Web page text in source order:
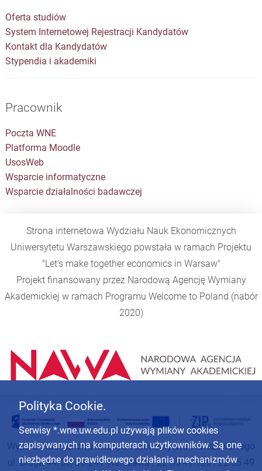
Oferta studiów
System Internetowej Rejestracji Kandydatów
Kontakt dla Kandydatów
Stypendia i akademiki
Pracownik
Poczta WNE
Platforma Moodle
UsosWeb
Wsparcie informatyczne
Wsparcie działalności badawczej
Strona internetowa Wydziału Nauk Ekonomicznych
Uniwersytetu Warszawskiego powstała w ramach Projektu
"Let's make together economics in Warsaw"
Projekt finansowany przez Narodową Agencję Wymiany
Akademickiej w ramach Programu Welcome to Poland (nabór
2020)
Wydział Nauk Ekonomicznych Uniwersytetu Warszawskiego
ul. Długa 44/50, 00-241 Warszawa | 22 55 49 126 | 22 55 49
Polityka Cookie.
Serwisy *.wne.uw.edu.pl używają plików cookies
zapisywanych na komputerach użytkowników. Są one
niezbędne do prawidłowego działania mechanizmów